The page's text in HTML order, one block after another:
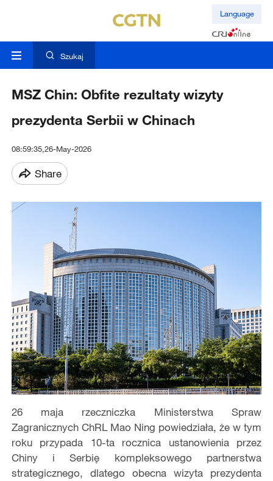
Language
Szukaj
MSZ Chin: Obfite rezultaty wizyty
prezydenta Serbii w Chinach
08:59:35,26-May-2026
Share
26 maja rzeczniczka Ministerstwa Spraw
Zagranicznych ChRL Mao Ning powiedziała, że w tym
roku przypada 10-ta rocznica ustanowienia przez
Chiny i Serbię kompleksowego partnerstwa
strategicznego, dlatego obecna wizyta prezydenta